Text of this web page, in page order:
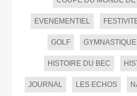
EVENEMENTIEL
GOLF
HISTOIRE DU BEC
JOURNAL LES ECHOS